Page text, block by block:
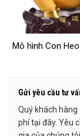
Mô hình Con
Gửi yêu cầu tư
Quý khách
phí tại đây. Yêu